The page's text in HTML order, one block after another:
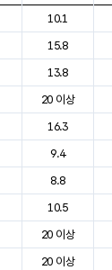
점, 날씨, 기온, 강
10.1
15.8
13.8
20 이상
16.3
9.4
8.8
10.5
20 이상
20 이상